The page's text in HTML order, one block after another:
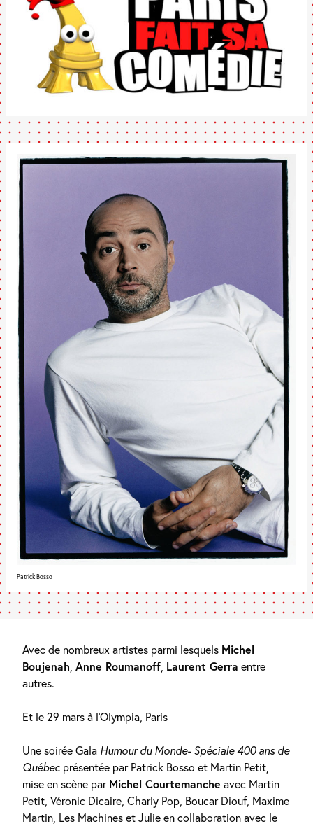
Patrick Bosso
Avec de nombreux artistes parmi lesquels Michel
Boujenah Anne Roumanoff Laurent Gerra entre
autres.
Et le 29 mars à l’Olympia, Paris
Une soirée Gala Humour du Monde- Spéciale 400 ans de
Québecprésentée par Patrick Bosso et Martin Petit,
mise en scène parMichel Courtemanche avec Martin
Petit, Véronic Dicaire, Charly Pop, Boucar Diouf, Maxime
Martin, Les Machines et Julie en collaboration avec le